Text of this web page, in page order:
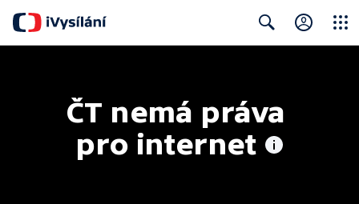
ČT nemá práva
pro internet